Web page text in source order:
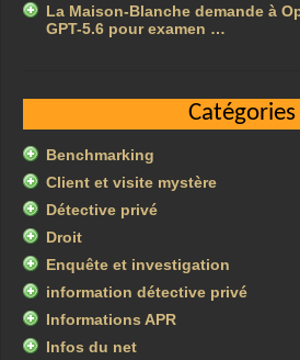
La Maison-Blanche demande à
GPT-5.6 pour examen …
Catégories
Benchmarking
Client et visite mystère
Détective privé
Droit
Enquête et investigation
information détective privé
Informations APR
Infos du net